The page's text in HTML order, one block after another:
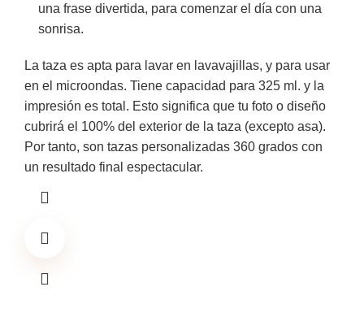
una frase divertida, para comenzar el día con una
sonrisa.
La taza es apta para lavar en lavavajillas, y para usar
en el microondas. Tiene capacidad para 325 ml. y la
impresión es total. Esto significa que tu foto o diseño
cubrirá el 100% del exterior de la taza (excepto asa).
Por tanto, son tazas personalizadas 360 grados con
un resultado final espectacular.